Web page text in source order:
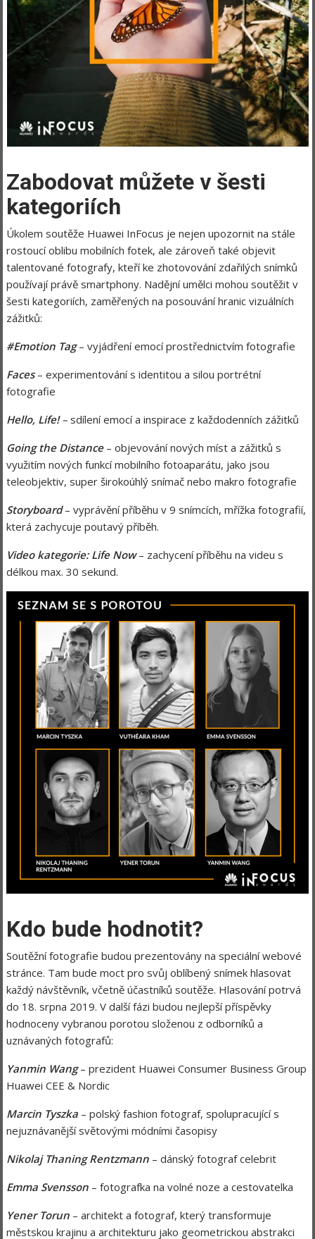
Zabodovat můžete v šesti
kategoriích
Úkolem soutěže Huawei InFocus je nejen upozornit na stále
rostoucí oblibu mobilních fotek, ale zároveň také objevit
talentované fotografy, kteří ke zhotovování zdařilých snímků
používají právě smartphony. Nadějní umělci mohou soutěžit v
šesti kategoriích, zaměřených na posouvání hranic vizuálních
zážitků:
#Emotion Tag– vyjádření emocí prostřednictvím fotografie
Faces– experimentování s identitou a silou portrétní
fotografie
Hello, Life!–sdílení emocí a inspirace z každodenních zážitků
Going the Distance – objevování nových míst a zážitků s
využitím nových funkcí mobilního fotoaparátu, jako jsou
teleobjektiv, super širokoúhlý snímač nebo makro fotografie
Storyboard– vyprávění příběhu v 9 snímcích, mřížka fotografií,
která zachycuje poutavý příběh.
Video kategorie: Life Now– zachycení příběhu na videu s
délkou max. 30 sekund.
Kdo bude hodnotit?
Soutěžní fotografie budou prezentovány na speciální webové
stránce. Tam bude moct pro svůj oblíbený snímek hlasovat
každý návštěvník, včetně účastníků soutěže. Hlasování potrvá
do 18. srpna 2019. V další fázi budou nejlepší příspěvky
hodnoceny vybranou porotou složenou z odborníků a
uznávaných fotografů:
Yanmin Wang– prezident Huawei Consumer Business Group
Huawei CEE & Nordic
Marcin Tyszka – polský fashion fotograf, spolupracující s
nejuznávanější světovými módními časopisy
Nikolaj Thaning Rentzmann – dánský fotograf celebrit
Emma Svensson – fotografka na volné noze a cestovatelka
Yener Torun – architekt a fotograf, který transformuje
městskou krajinu a architekturu jako geometrickou abstrakci